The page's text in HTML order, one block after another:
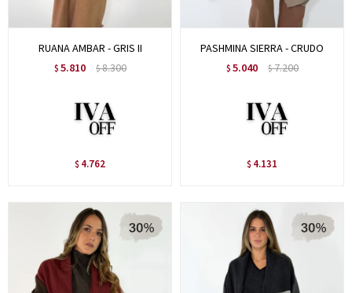
RUANA AMBAR - GRIS II
$ 5.810 $8.300
$ 4.762
PASHMINA SIERRA - CRUDO
$ 5.040 $7.200
$ 4.131